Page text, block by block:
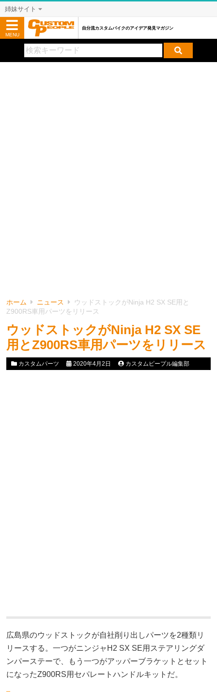
ホーム ニュース
ウッドストックがNinja H2 SX SE用と
Z900RS車用パーツをリリース
ウッドストックがNinja H2 SX SE
用とZ900RS車用パーツをリリース
カスタムパーツ 2020年4月2日 カスタムピープル編集部
広島県のウッドストックが自社削り出しパーツを2種類リ
リースする。一つがニンジャH2 SX SE用ステアリングダ
ンパーステーで、もう一つがアッパーブラケットとセット
になったZ900RS用セパレートハンドルキットだ。
姉妹サイト
MENU
自分流カスタムバイクのアイデア発見マガジン